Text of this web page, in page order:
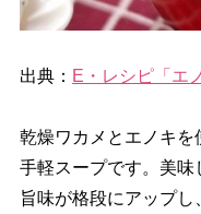
出典： E・レシピ「エ
乾燥ワカメとエノキを
手軽スープです。美味
旨味が格段にアップし